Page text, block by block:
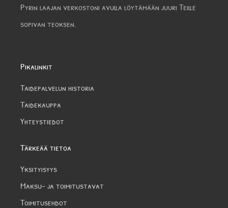
Pyrin laajan verkostoni avulla löytämään juuri Teille
sopivan teoksen.
Pikalinkit
Taidepalvelun historia
Taidekauppa
Yhteystiedot
Tärkeää tietoa
Yksityisyys
Maksu- ja toimitustavat
Toimitusehdot